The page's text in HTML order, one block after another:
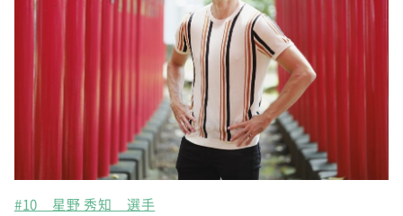
#10 星野 秀知 選手